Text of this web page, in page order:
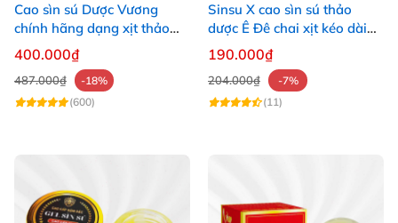
Cao sìn sú Dược Vương
chính hãng dạng xịt thảo
dược Ê Đê Tây Nguyên
400.000₫
487.000₫
-18%
(600)
Sinsu X cao sìn sú thảo
dược Ê Đê chai xịt kéo dài
sinh lý
190.000₫
204.000₫
-7%
(11)